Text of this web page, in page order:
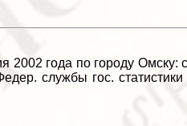
2002 года по городу Омску:
службы гос.